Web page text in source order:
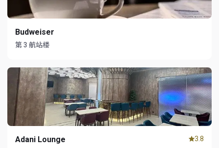
Budweiser​
第 3 航站楼
Adani Lounge 3.8